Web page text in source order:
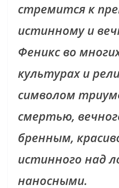
стремится к
истинному и
Феникс во
культурах и
символом
смертью,
бренным,
истинного над
наносными.